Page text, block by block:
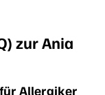
zur Ania
Allergiker